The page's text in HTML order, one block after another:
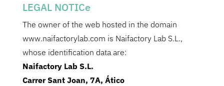
LEGAL NOTICe
The owner of the web hosted in the domain
www.naifactorylab.com is Naifactory Lab S.L.,
whose identification data are:
Naifactory Lab S.L.
Carrer Sant Joan, 7A, Ático